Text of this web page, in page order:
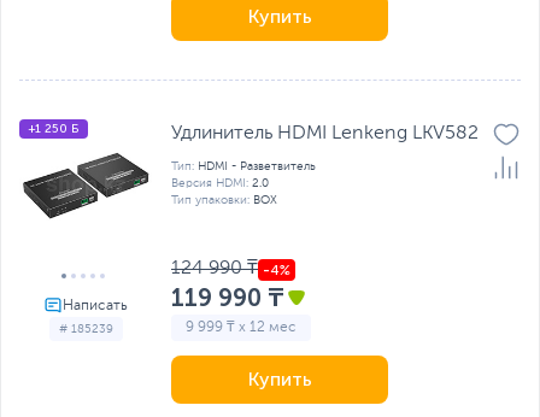
Купить
# 185239
+1 250 Б Удлинитель HDMI Lenkeng LKV582
Тип: HDMI - Разветвитель
Версия HDMI: 2.0
Тип упаковки: BOX
124 990 ₸
119 990 ₸
9 999 ₸ x 12 мес
Купить